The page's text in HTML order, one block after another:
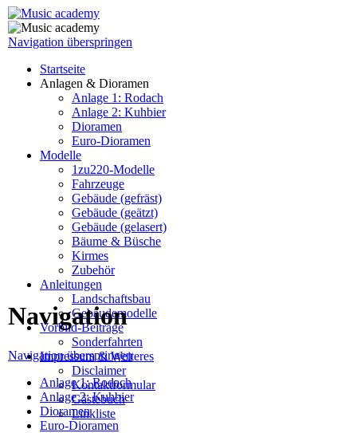
Navigation überspringen
Startseite
Anlagen & Dioramen
Anlage 1: Rodach
Anlage 2: Kuhbier
Dioramen
Euro-Dioramen
Modelle
1zu220-Modelle
Fahrzeuge
Gebäude (gefräst)
Gebäude (geätzt)
Gebäude (gelasert)
Bäume & Büsche
Kirmes
Zubehör
Anleitungen
Landschaftsbau
Gebäudemodelle
Vorbild-Beiträge
Sonderfahrten
Impressum & Weiteres
Disclaimer
Kontaktformular
Gästebuch
Linkliste
Navigation
Navigation überspringen
Anlage 1: Rodach
Anlage 2: Kuhbier
Dioramen
Euro-Dioramen